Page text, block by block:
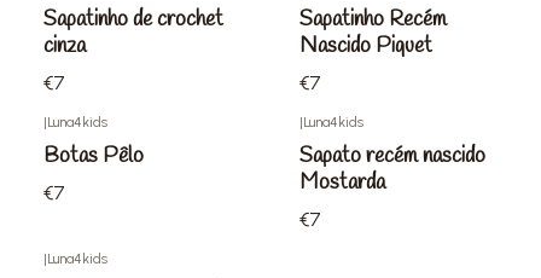
Sapatinho de crochet
cinza
€7
Sapatinho Recém
Nascido Piquet
€7
|Luna4kids
Botas Pêlo
€7
|Luna4kids
Sapato recém nascido
Mostarda
€7
|Luna4kids